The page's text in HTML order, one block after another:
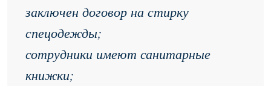
заключен договор на стирку
спецодежды;
сотрудники имеют санитарные
книжки;